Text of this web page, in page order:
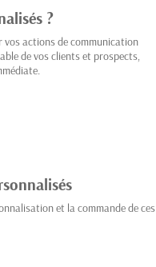
?
vos actions de communication
de vos clients et prospects,
et la commande de ces